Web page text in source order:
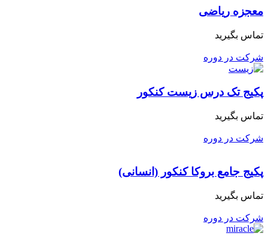
معجزه ریاضی
تماس بگیرید
شرکت در دوره
پکیج تک درس زیست کنکور
تماس بگیرید
شرکت در دوره
پکیج جامع بروکا کنکور (انسانی)
تماس بگیرید
شرکت در دوره